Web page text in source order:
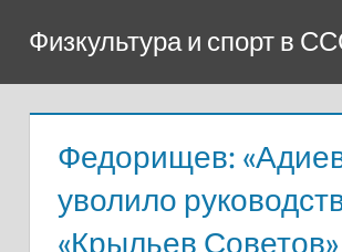
содержимому
Физкультура и спорт в
Федорищев:
уволило
«Крыльев Советов»